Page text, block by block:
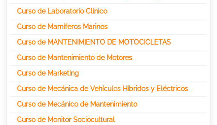
Curso de Laboratorio Clínico
Curso de Mamíferos Marinos
Curso de MANTENIMIENTO DE MOTOCICLETAS
Curso de Mantenimiento de Motores
Curso de Marketing
Curso de Mecánica de Vehículos Híbridos y Eléctricos
Curso de Mecánico de Mantenimiento
Curso de Monitor Sociocultural